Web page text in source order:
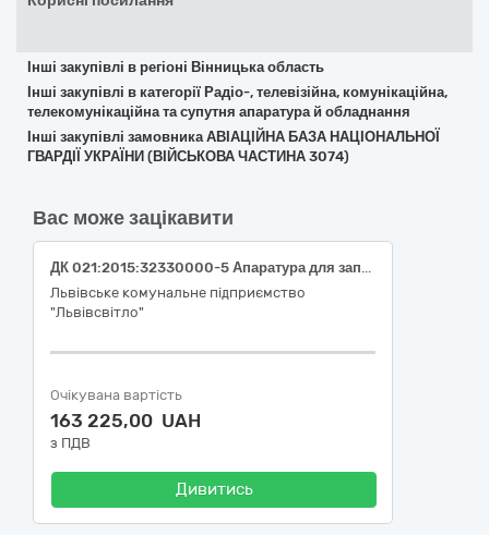
Інші закупівлі в регіоні Вінницька область
Інші закупівлі в категорії Радіо-, телевізійна, комунікаційна,
телекомунікаційна та супутня апаратура й обладнання
Інші закупівлі замовника АВІАЦІЙНА БАЗА НАЦІОНАЛЬНОЇ
ГВАРДІЇ УКРАЇНИ (ВІЙСЬКОВА ЧАСТИНА 3074)
Вас може зацікавити
ДК 021:2015:32330000-5 Апаратура для запису та відтворення аудіо- та відеоматеріалу – 4МП IP камера Dahua DH-IPC-HFW1431T1P-ZS-S4 (2.8-12 мм) або еквівалент
Львівське комунальне підприємство
"Львівсвітло"
Очікувана вартість
163 225,00 UAH
з ПДВ
Дивитись